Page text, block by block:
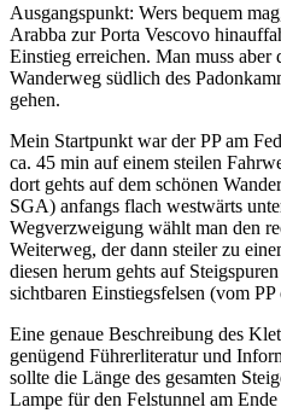
Ausgangspunkt: Wers bequem
Arabba zur Porta Vescovo
Einstieg erreichen. Man muss aber
Wanderweg südlich des
gehen.
Mein Startpunkt war der PP am
ca. 45 min auf einem steilen
dort gehts auf dem schönen
SGA) anfangs flach westwärts
Wegverzweigung wählt man den
Weiterweg, der dann steiler zu
diesen herum gehts auf
sichtbaren Einstiegsfelsen (vom PP
Eine genaue Beschreibung des
genügend Führerliteratur und
sollte die Länge des gesamten
Lampe für den Felstunnel am Ende